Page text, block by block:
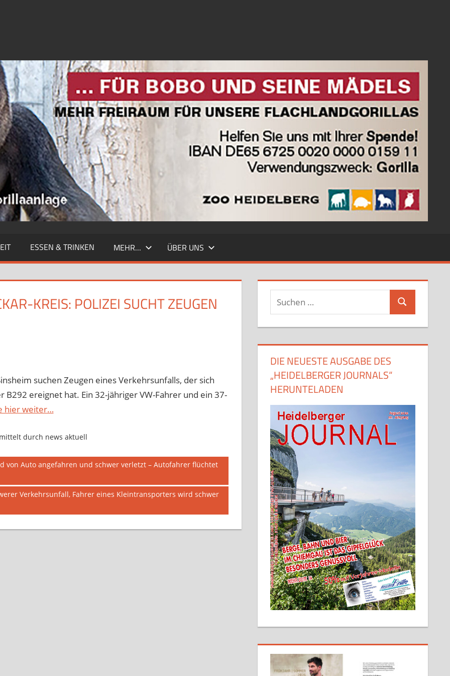
ESSEN & TRINKEN MEHR… ÜBER UNS
KREIS: POLIZEI SUCHT ZEUGEN
suchen Zeugen eines Verkehrsunfalls, der sich
ereignet hat. Ein 32-jähriger VW-Fahrer und ein 37-
hier weiter…
durch news aktuell
von Auto angefahren und schwer verletzt – Autofahrer flüchtet
Verkehrsunfall, Fahrer eines Kleintransporters wird schwer
Suchen
Suchen
DIE NEUESTE AUSGABE DES
„HEIDELBERGER JOURNALS“
HERUNTELADEN